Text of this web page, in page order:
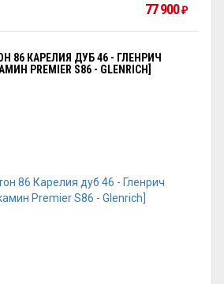
77 900₽
86 КАРЕЛИЯ ДУБ 46 - ГЛЕНРИЧ
PREMIER S86 - GLENRICH]